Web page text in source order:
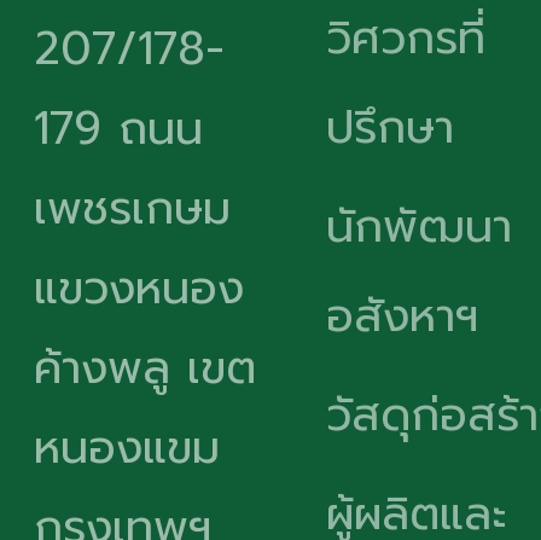
207/178-
179 ถนน
เพชรเกษม
แขวงหนอง
ค้างพลู เขต
หนองแขม
วิศวกรที่
ปรึกษา
นักพัฒนา
อสังหาฯ
วัสดุก่อสร้
ผู้ผลิตและ